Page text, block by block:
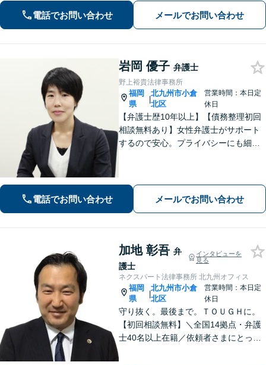
題/相続/交通事故/刑事事件など、ご相
談ください【夜間・休日対応】
電話でお問い合わせ メールでお問い合わせ
岩岡 優子 弁護士
野上裕貴法律事務所
福岡
県
|
北九州市小倉
北区
営業時間：本日定
休日
【弁護士歴10年以上】【債務整理初回
相談無料あり】女性弁護士がサポート
するので安心。プライバシーにも細心
い。【完全個室で相談】【駐車場あ
り】
電話でお問い合わせ メールでお問い合わせ
加地 彰吾 弁
護士
インタビューを
見る
ネクスパート法律事務所 北九州オフィス
福岡
県
|
北九州市小倉
北区
営業時間：本日定
休日
守り抜く。最後まで。ＴＯＵＧＨに。
【初回相談無料】＼全国14拠点・弁護
士40名以上在籍／依頼者さまにとって